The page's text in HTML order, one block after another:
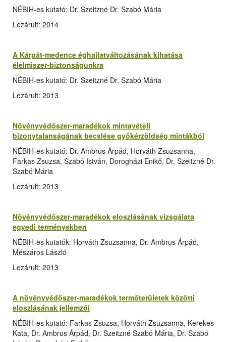
NÉBIH-es kutató: Dr. Szeitzné Dr. Szabó Mária
Lezárult: 2014
A Kárpát-medence éghajlatváltozásának kihatása
élelmiszer-biztonságunkra
NÉBIH-es kutató: Dr. Szeitzné Dr. Szabó Mária
Lezárult: 2013
Növényvédőszer-maradékok mintavételi
bizonytalanságának becslése gyökérzöldség mintákból
NÉBIH-es kutató: Dr. Ambrus Árpád, Horváth Zsuzsanna,
Farkas Zsuzsa, Szabó István, Dorogházi Enikő, Dr. Szeitzné Dr.
Szabó Mária
Lezárult: 2013
Növényvédőszer-maradékok eloszlásának vizsgálata
egyedi terményekben
NÉBIH-es kutatók: Horváth Zsuzsanna, Dr. Ambrus Árpád,
Mészáros László
Lezárult: 2013
A növényvédőszer-maradékok termőterületek közötti
eloszlásának jellemzői
NÉBIH-es kutató: Farkas Zsuzsa, Horváth Zsuzsanna, Kerekes
Kata, Dr. Ambrus Árpád, Dr. Szeitzné Szabó Mária, Dr. Szabó